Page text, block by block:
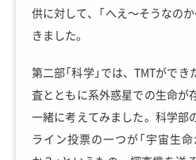
供に対して、「へえ～そうなの
きました。
第二部「科学」では、TMTがで
査とともに系外惑星での生命が
一緒に考えてみました。科学部
ライン投票の一つが「宇宙生